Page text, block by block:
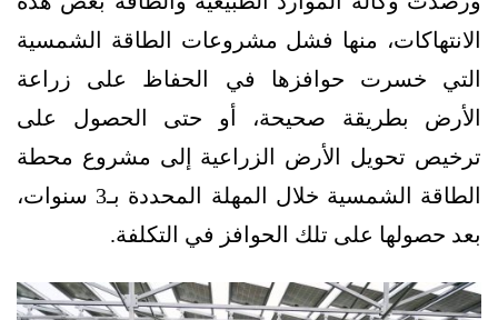
الانتهاكات، منها فشل مشروعات الطاقة الشمسية
التي خسرت حوافزها في الحفاظ على زراعة
الأرض بطريقة صحيحة، أو حتى الحصول على
ترخيص تحويل الأرض الزراعية إلى مشروع محطة
الطاقة الشمسية خلال المهلة المحددة بـ3 سنوات،
بعد حصولها على تلك الحوافز في التكلفة.